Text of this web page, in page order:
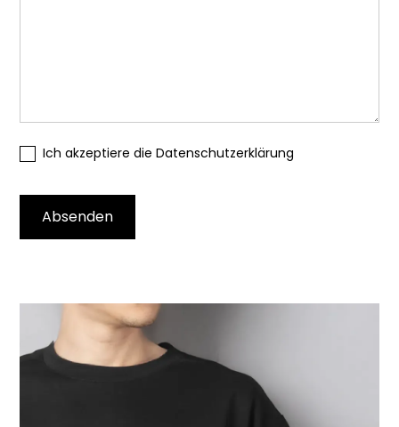
Ich akzeptiere die Datenschutzerklärung